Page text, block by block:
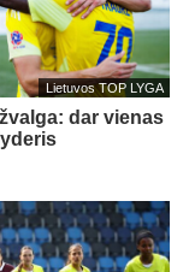
Lietuvos TOP LYGA
dar vienas